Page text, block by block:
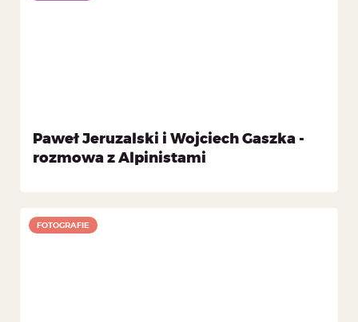
Paweł Jeruzalski i Wojciech Gaszka -
rozmowa z Alpinistami
FOTOGRAFIE